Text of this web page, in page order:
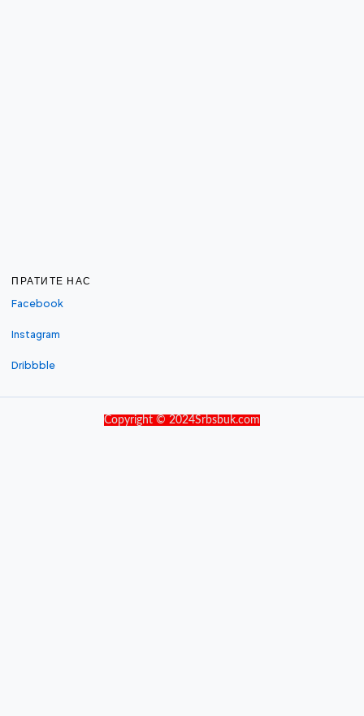
ПРАТИТЕ НАС
Facebook
Instagram
Dribbble
Copyright © 2024Srbsbuk.com